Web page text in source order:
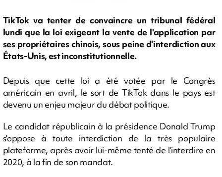
TikTok va tenter de convaincre un tribunal fédéral
lundi que la loi exigeant la vente de l'application par
ses propriétaires chinois, sous peine d'interdiction aux
États-Unis, est inconstitutionnelle.
Depuis que cette loi a été votée par le Congrès
américain en avril, le sort de TikTok dans le pays est
devenu un enjeu majeur du débat politique.
Le candidat républicain à la présidence Donald Trump
s'oppose à toute interdiction de la très populaire
plateforme, après avoir lui-même tenté de l'interdire en
2020, à la fin de son mandat.